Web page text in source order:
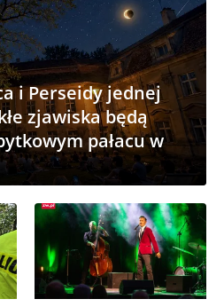
i Perseidy jednej
zjawiska będą
pałacu w